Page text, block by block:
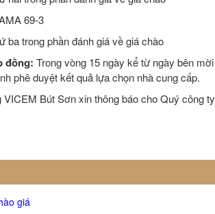
69-3
ba trong phần đánh giá về giá chào
đồng: Trong vòng 15 ngày kể từ ngày bên mời
phê duyệt kết quả lựa chọn nhà cung cấp.
Bút Sơn xin thông báo cho Quý công ty
giá